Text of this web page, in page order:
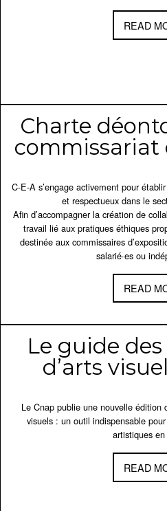
READ
Charte
commissariat
C-E-A s’engage activement pour
et respectueux dans le
Afin d’accompagner la création de
travail lié aux pratiques éthiques
destinée aux commissaires
salarié·es ou
READ
Le guide
d’arts
Le Cnap publie une nouvelle édition
visuels : un outil indispensable
artistiques
READ